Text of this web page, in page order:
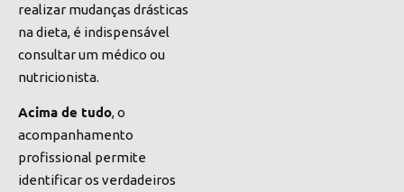
realizar mudanças drásticas
na dieta, é indispensável
consultar um médico ou
nutricionista.
Acima de tudo, o
acompanhamento
profissional permite
identificar os verdadeiros